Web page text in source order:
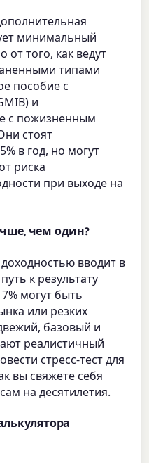
минимальный
от того, как ведут
типами
пособие с
и
с пожизненным
стоят
в год, но могут
риска
при выходе на
чем один?
вводит в
к результату
могут быть
или резких
базовый и
реалистичный
стресс-тест для
вы свяжете себя
на десятилетия.